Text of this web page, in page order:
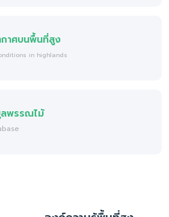
าศบนพื้นที่สูง
in highlands
พรรณไม้